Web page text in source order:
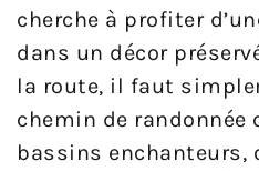
cherche à profiter
dans un décor
la route, il faut
chemin de randonnée
bassins enchanteurs,